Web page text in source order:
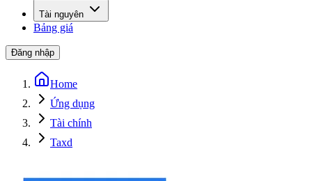
Tài nguyên
Bảng giá
Đăng nhập
Home
Ứng dụng
Tài chính
Taxd